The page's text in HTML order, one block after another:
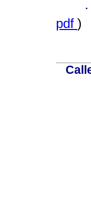
·
pdf )